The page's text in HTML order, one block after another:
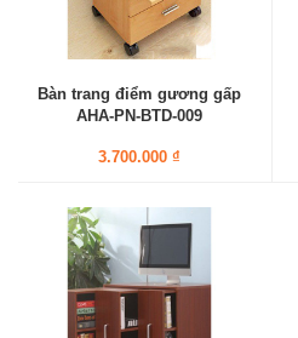
Bàn trang điểm gương gấp
AHA-PN-BTD-009
3.700.000 ₫